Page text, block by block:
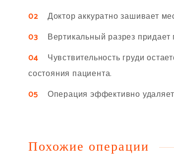
02Доктор аккуратно зашивает
03 Вертикальный разрез
04Чувствительность груди
состояния пациента.
05 Операция эффективно
Похожие операции